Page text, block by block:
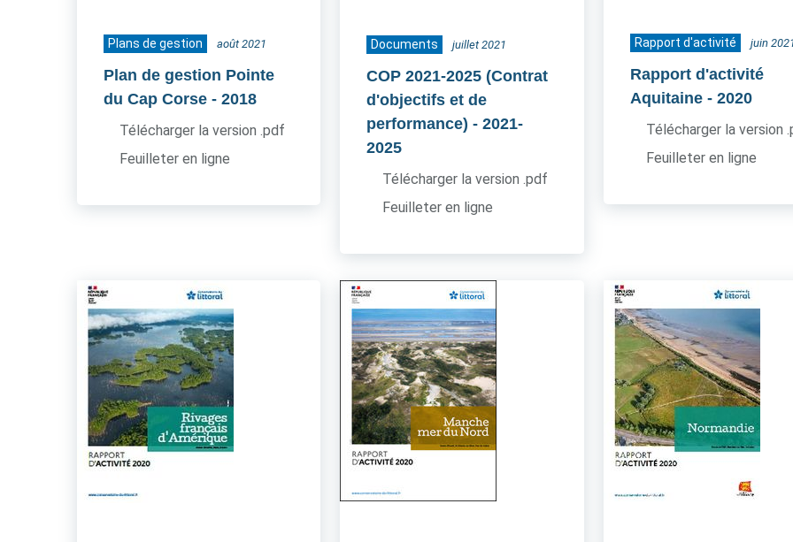
Plans de gestion août 2021
Plan de gestion Pointe
du Cap Corse - 2018
Télécharger la version .pdf
Feuilleter en ligne
Documents juillet 2021
COP 2021-2025 (Contrat
d'objectifs et de
performance) - 2021-
2025
Télécharger la version .pdf
Feuilleter en ligne
Rapport d'activité juin
Rapport d'activité
Aquitaine - 2020
Télécharger la version
Feuilleter en ligne